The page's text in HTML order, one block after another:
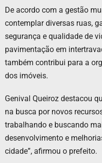
De acordo com a gestão
contemplar diversas ruas,
segurança e qualidade de
pavimentação em
também contribui para a
dos imóveis.
Genival Queiroz destacou
na busca por novos
trabalhando e buscando
desenvolvimento e
cidade”, afirmou o prefeito.